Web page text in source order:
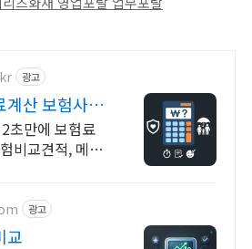
광고
계산 보험사별
초만에 보험료
비교견적, 메리
광고
교